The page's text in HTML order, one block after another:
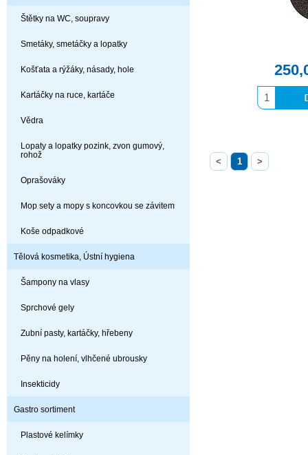
Štětky na WC, soupravy
Smetáky, smetáčky a lopatky
Košťata a rýžáky, násady, hole
Kartáčky na ruce, kartáče
Vědra
Lopaty a lopatky pozink, zvon gumový,
rohož
Oprašováky
Mop sety a mopy s koncovkou se závitem
Koše odpadkové
Tělová kosmetika, Ústní hygiena
Šampony na vlasy
Sprchové gely
Zubní pasty, kartáčky, hřebeny
Pěny na holení, vlhčené ubrousky
Insekticidy
Gastro sortiment
Plastové kelímky
< 1 >